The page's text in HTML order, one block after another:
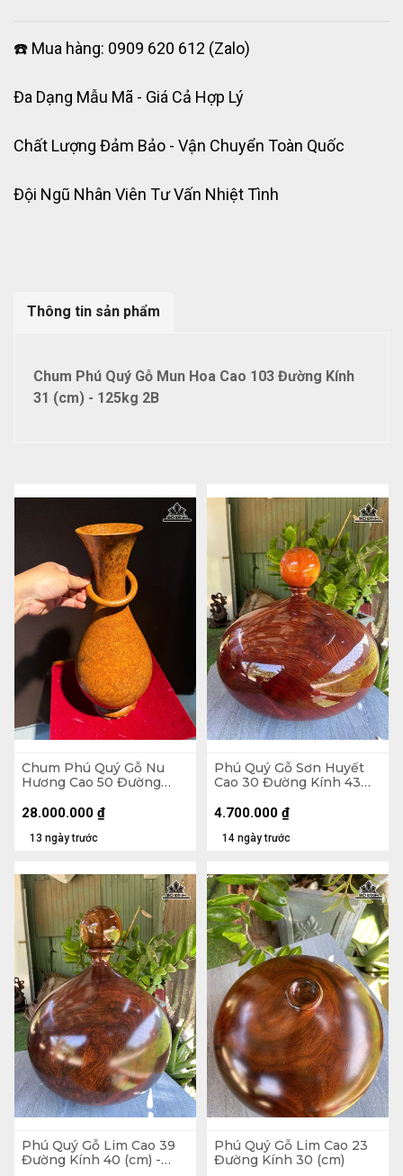
☎️ Mua hàng: 0909 620 612 (Zalo)
Đa Dạng Mẫu Mã - Giá Cả Hợp Lý
Chất Lượng Đảm Bảo - Vận Chuyển Toàn Quốc
Đội Ngũ Nhân Viên Tư Vấn Nhiệt Tình
Thông tin sản phẩm
Chum Phú Quý Gỗ Mun Hoa Cao 103 Đường Kính
31 (cm) - 125kg 2B
Chum Phú Quý Gỗ Nu
Hương Cao 50 Đường
13 ngày trước
28.000.000 ₫
Phú Quý Gỗ Sơn Huyết
Cao 30 Đường Kính 43
14 ngày trước
4.700.000 ₫
Phú Quý Gỗ Lim Cao 39
Đường Kính 40 (cm) -
Phú Quý Gỗ Lim Cao 23
Đường Kính 30 (cm)